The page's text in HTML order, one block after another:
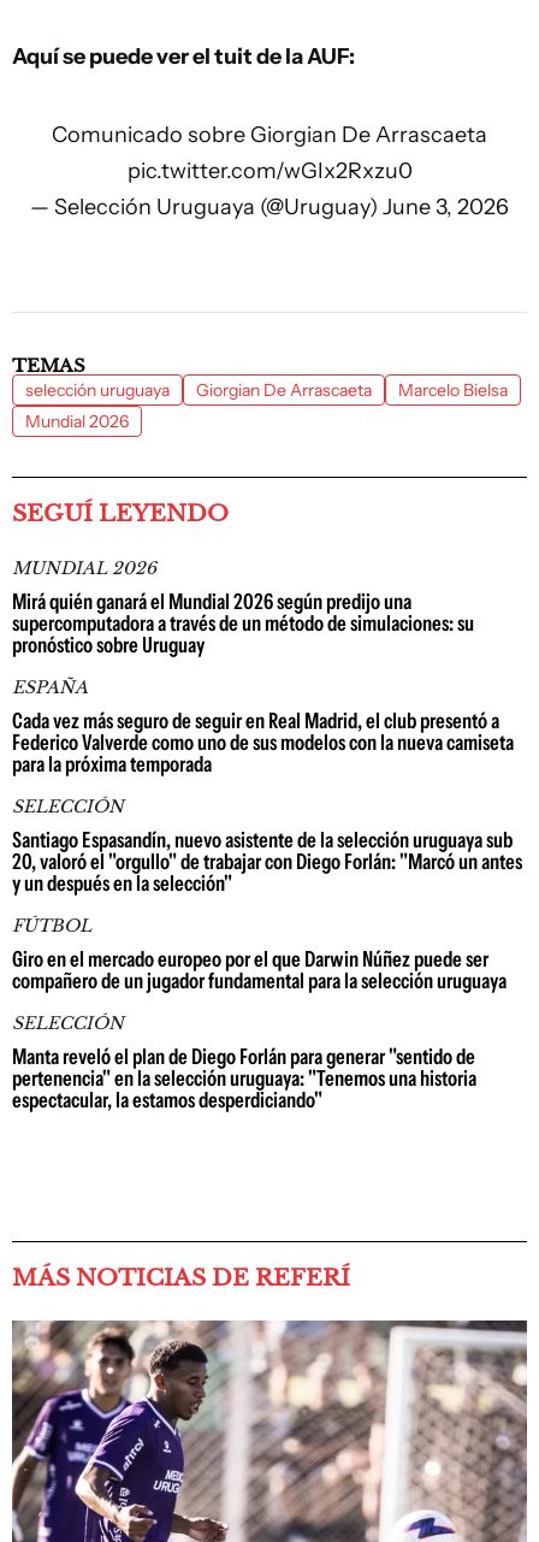
Aquí se puede ver el tuit de la AUF:
Comunicado sobre Giorgian De Arrascaeta
pic.twitter.com/wGIx2Rxzu0
— Selección Uruguaya (@Uruguay) June 3, 2026
TEMAS
selección uruguaya Giorgian De Arrascaeta
Marcelo Bielsa
Mundial 2026
SEGUÍ LEYENDO
MUNDIAL 2026
Mirá quién ganará el Mundial 2026 según predijo una
supercomputadora a través de un método de simulaciones: su
pronóstico sobre Uruguay
ESPAÑA
Cada vez más seguro de seguir en Real Madrid, el club presentó a
Federico Valverde como uno de sus modelos con la nueva camiseta
para la próxima temporada
SELECCIÓN
Santiago Espasandín, nuevo asistente de la selección uruguaya sub
20, valoró el "orgullo" de trabajar con Diego Forlán: "Marcó un antes
y un después en la selección"
FÚTBOL
Giro en el mercado europeo por el que Darwin Núñez puede ser
compañero de un jugador fundamental para la selección uruguaya
SELECCIÓN
Manta reveló el plan de Diego Forlán para generar "sentido de
pertenencia" en la selección uruguaya: "Tenemos una historia
espectacular, la estamos desperdiciando"
MÁS NOTICIAS DE REFERÍ